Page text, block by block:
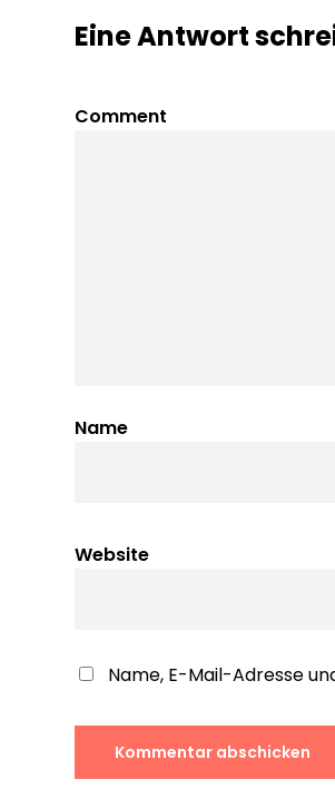
Eine Antwort
Comment
Name
Website
Name, E-Mail-Adresse